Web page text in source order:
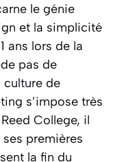
le génie
et la simplicité
ans lors de la
pas de
culture de
s’impose très
College, il
premières
la fin du